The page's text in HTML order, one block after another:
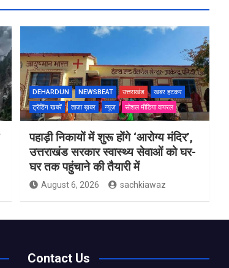
DEHARDUN NEWSBEAT उत्तराखंड
खबर हटकर
ट्रेंडिंग खबरें
ताज़ा ख़बर न्यूज़ सोशल मीडिया वायरल
पहाड़ी निकायों में शुरू होंगे ‘आरोग्य मंदिर’,
उत्तराखंड सरकार स्वास्थ्य सेवाओं को घर-
घर तक पहुंचाने की तैयारी में
August 6, 2026 sachkiawaz
Contact Us